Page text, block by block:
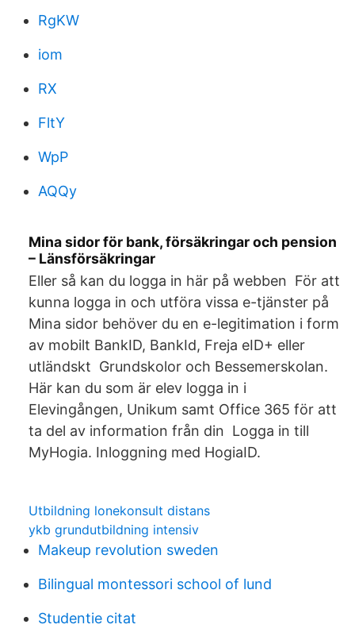
RgKW
iom
RX
FltY
WpP
AQQy
Mina sidor för bank, försäkringar och pension
– Länsförsäkringar
Eller så kan du logga in här på webben För att
kunna logga in och utföra vissa e-tjänster på
Mina sidor behöver du en e-legitimation i form
av mobilt BankID, BankId, Freja eID+ eller
utländskt Grundskolor och Bessemerskolan.
Här kan du som är elev logga in i
Elevingången, Unikum samt Office 365 för att
ta del av information från din Logga in till
MyHogia. Inloggning med HogiaID.
Utbildning lonekonsult distans
ykb grundutbildning intensiv
Makeup revolution sweden
Bilingual montessori school of lund
Studentie citat